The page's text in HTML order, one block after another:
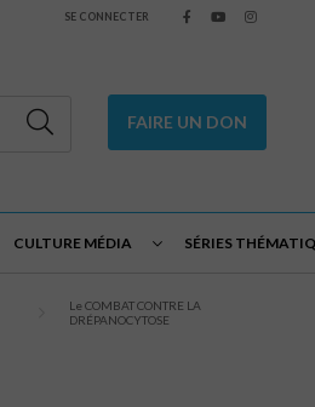
SE CONNECTER
FAIRE UN DON
CULTURE MÉDIA SÉRIES
Le COMBAT CONTRE LA
DRÉPANOCYTOSE